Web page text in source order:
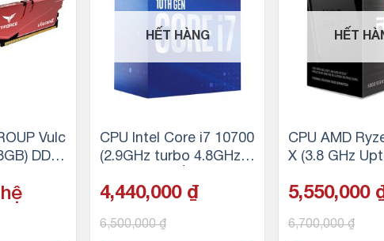
Vulc
DDR
HẾT HÀNG
CPU Intel Core i7 10700
(2.9GHz turbo 4.8GHz |
Cache | 65W)
4,440,000 ₫
6,500,000₫
HẾT
CPU AMD
X (3.8 GHz
reads / 105W /
5,550,000 ₫
6,700,000₫